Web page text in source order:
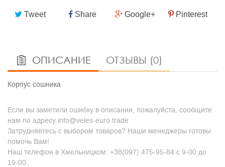
Tweet Share Google+ Pinterest
ОПИСАНИЕ ОТЗЫВЫ (0)
Корпус сошника
Если вы заметили ошибку в описании, пожалуйста, сообщите
нам по адресу info@veles-euro.trade
Затрудняетесь с выбором товаров? Наши менеджеры готовы
помочь Вам!
Наш телефон в Хмельницком: +38(097) 475-95-84 с 9-00 до
19-00.